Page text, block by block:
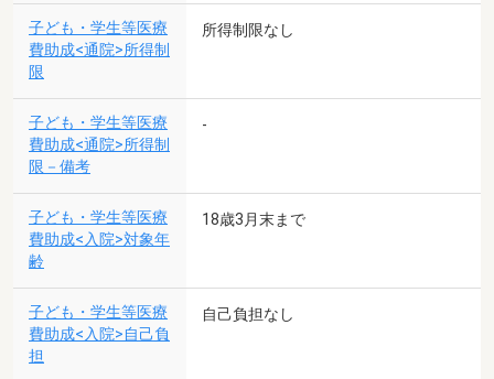
子ども・学生等医療
費助成<通院>所得制
限
所得制限なし
子ども・学生等医療
費助成<通院>所得制
限－備考
-
子ども・学生等医療
費助成<入院>対象年
齢
18歳3月末まで
子ども・学生等医療
費助成<入院>自己負
担
自己負担なし